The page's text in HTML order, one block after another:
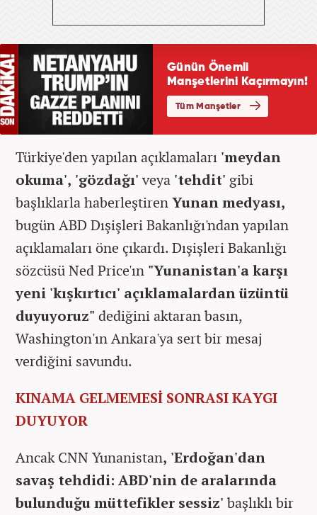
Türkiye'den yapılan açıklamaları 'meydan
okuma', 'gözdağı'veya 'tehdit' gibi
başlıklarla haberleştirenYunan medyası,
bugün ABD Dışişleri Bakanlığı'ndan yapılan
açıklamaları öne çıkardı. Dışişleri Bakanlığı
sözcüsü Ned Price'ın "Yunanistan'a karşı
yeni 'kışkırtıcı' açıklamalardan üzüntü
duyuyoruz" dediğini aktaran basın,
Washington'ın Ankara'ya sert bir mesaj
verdiğini savundu.
KINAMA GELMEMESİ SONRASI KAYGI
DUYUYOR
Ancak CNN Yunanistan, 'Erdoğan'dan
savaş tehdidi: ABD'nin de aralarında
bulunduğu müttefikler sessiz' başlıklı bir